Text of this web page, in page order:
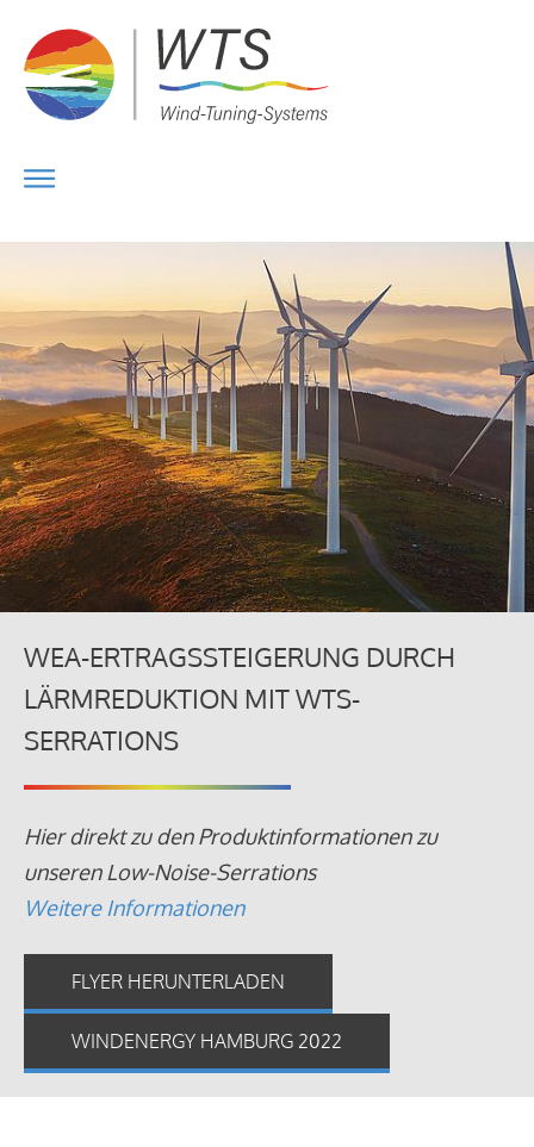
WEA-ERTRAGSSTEIGERUNG DURCH
LÄRMREDUKTION MIT WTS-
SERRATIONS
Hier direkt zu den Produktinformationen zu
unseren Low-Noise-Serrations
Weitere Informationen
FLYER HERUNTERLADEN
WINDENERGY HAMBURG 2022